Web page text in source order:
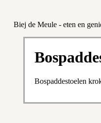
Biej de Meule - eten en
Bospaddestoelen